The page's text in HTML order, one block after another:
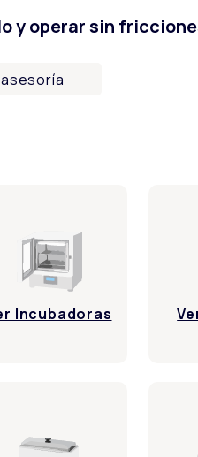
y operar sin
Incubadoras